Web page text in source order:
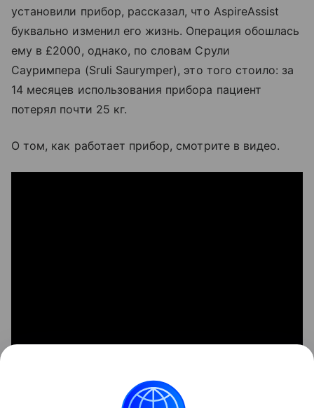
установили прибор, рассказал, что AspireAssist
буквально изменил его жизнь. Операция обошлась
ему в £2000, однако, по словам Срули
Сауримпера (Sruli Saurymper), это того стоило: за
14 месяцев использования прибора пациент
потерял почти 25 кг.
О том, как работает прибор, смотрите в видео.